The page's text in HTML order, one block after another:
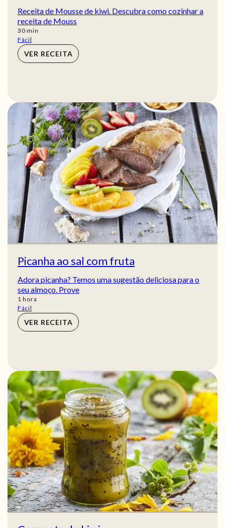
Receita de Mousse de kiwi. Descubra como cozinhar a
receita de Mouss
30min
min
Fácil
VER RECEITA
Picanha ao sal com fruta
Adora picanha? Temos uma sugestão deliciosa para o
seu almoço. Prove
1 hora
hora
Fácil
VER RECEITA